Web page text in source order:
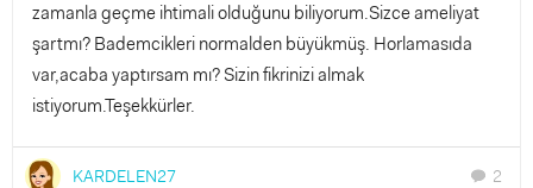
zamanla geçme ihtimali olduğunu biliyorum.Sizce ameliyat
şartmı? Bademcikleri normalden büyükmüş. Horlamasıda
var,acaba yaptırsam mı? Sizin fikrinizi almak
istiyorum.Teşekkürler.
KARDELEN27 chat 2